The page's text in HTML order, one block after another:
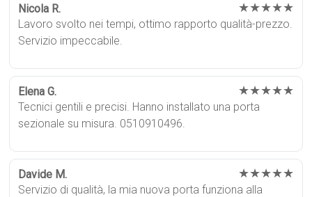
Nicola R. ★★★★★
Lavoro svolto nei tempi, ottimo rapporto qualità-prezzo.
Servizio impeccabile.
Elena G. ★★★★★
Tecnici gentili e precisi. Hanno installato una porta
sezionale su misura. 0510910496.
Davide M. ★★★★★
Servizio di qualità, la mia nuova porta funziona alla